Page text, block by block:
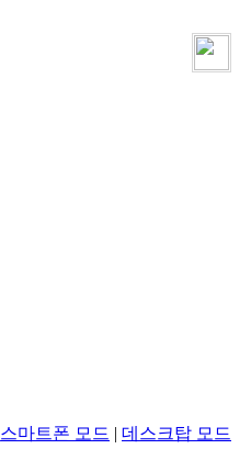
스마트폰 모드 | 데스크탑 모드